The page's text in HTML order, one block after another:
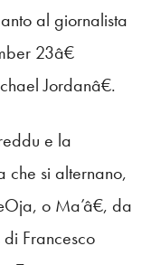
al giornalista
23â€
Jordanâ€.
e la
che si alternano,
o Ma’â€, da
Francesco